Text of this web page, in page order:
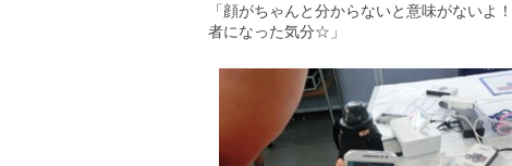
「顔がちゃんと分からないと意味がない
者になった気分☆」